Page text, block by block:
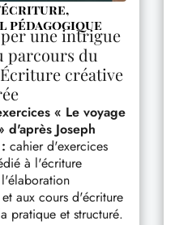
,
pédagogique
une intrigue
parcours du
créative
« Le voyage
d'après Joseph
cahier d'exercices
à l'écriture
aux cours d'écriture
pratique et structuré.